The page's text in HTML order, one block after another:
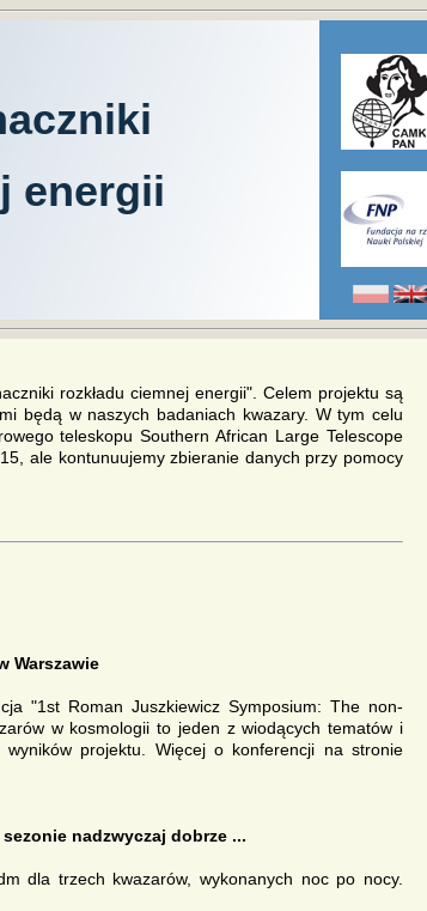
energii
rozkładu ciemnej energii". Celem projektu są
będą w naszych badaniach kwazary. W tym celu
teleskopu Southern African Large Telescope
ale kontunuujemy zbieranie danych przy pomocy
Warszawie
"1st Roman Juszkiewicz Symposium: The non-
w kosmologii to jeden z wiodących tematów i
projektu. Więcej o konferencji na stronie
nadzwyczaj dobrze ...
dla trzech kwazarów, wykonanych noc po nocy.